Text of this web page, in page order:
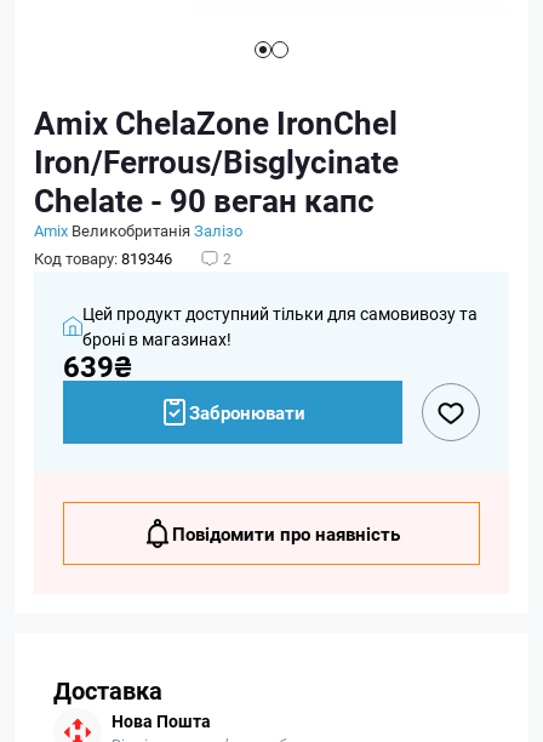
Amix ChelaZone IronChel
Iron/Ferrous/Bisglycinate
Chelate - 90 веган капс
Amix ВеликобританіяЗалізо
Код товару:819346 2
Цей продукт доступний тільки для самовивозу та
броні в магазинах!
639₴
Забронювати
Повідомити про наявність
Доставка
Нова Пошта